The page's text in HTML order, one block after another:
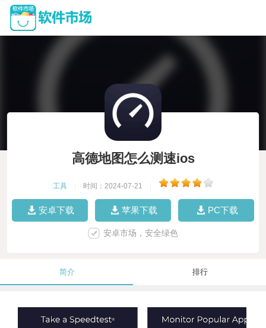
高德地图怎么测速ios
工具 时间：2024-07-21
安卓下载 苹果下载 PC下载
安卓市场，安全绿色
简介 排行